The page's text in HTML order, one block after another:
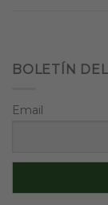
BOLETÍN
Email